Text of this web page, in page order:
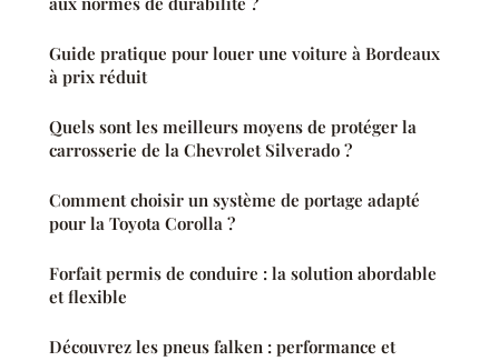
Guide pratique pour louer une voiture à Bordeaux
à prix réduit
Quels sont les meilleurs moyens de protéger la
carrosserie de la Chevrolet Silverado ?
Comment choisir un système de portage adapté
pour la Toyota Corolla ?
Forfait permis de conduire : la solution abordable
et flexible
Découvrez les pneus falken : performance et